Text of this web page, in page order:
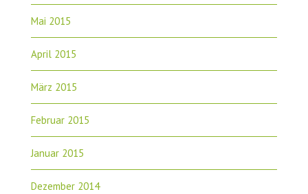
Mai 2015
April 2015
März 2015
Februar 2015
Januar 2015
Dezember 2014